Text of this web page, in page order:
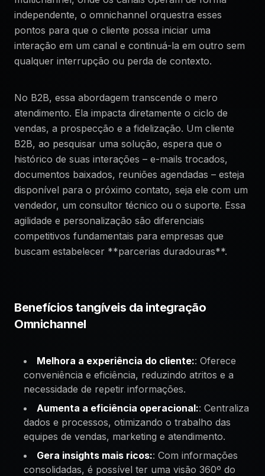
independente, o omnichannel orquestra esses
pontos para que o cliente possa iniciar uma
interação em um canal e continuá-la em outro sem
qualquer interrupção ou perda de contexto.
No B2B, essa abordagem transcende o mero
atendimento. Ela impacta diretamente o ciclo de
vendas, a prospecção e a fidelização. Um cliente
B2B, ao pesquisar uma solução, espera que o
histórico de suas interações – e-mails trocados,
documentos baixados, reuniões agendadas – esteja
disponível para o próximo contato, seja ele com um
vendedor, um consultor técnico ou o suporte. Essa
agilidade e personalização são diferenciais
competitivos fundamentais para empresas que
buscam estabelecer **parcerias duradouras**.
Benefícios tangíveis da integração
Omnichannel
Melhora a experiência do cliente:: Oferece
conveniência e eficiência, reduzindo atritos e a
necessidade de repetir informações.
Aumenta a eficiência operacional:: Centraliza
dados e processos, otimizando o trabalho das
equipes de vendas, marketing e atendimento.
Gera insights mais ricos:: Com informações
consolidadas, é possível ter uma visão 360º do